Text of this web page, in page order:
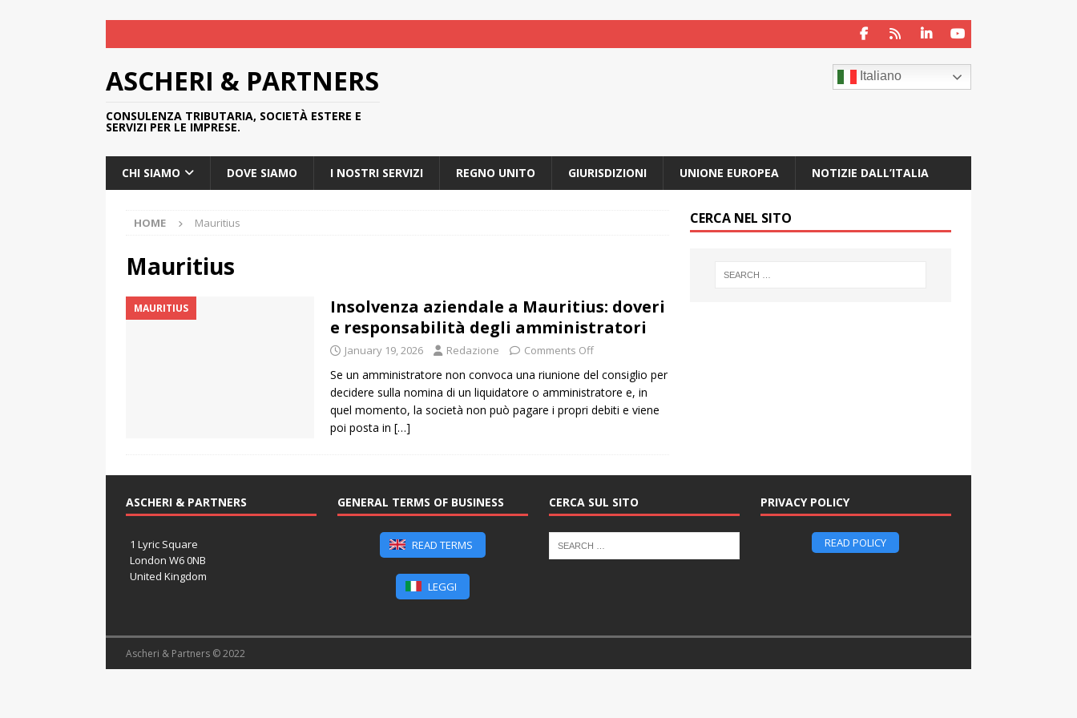
ASCHERI & PARTNERS
CONSULENZA TRIBUTARIA, SOCIETÀ ESTERE E
SERVIZI PER LE IMPRESE.
Italiano
CHI SIAMO DOVE SIAMO I NOSTRI SERVIZI REGNO UNITO GIURISDIZIONI UNIONE EUROPEA NOTIZIE DALL’ITALIA
HOME Mauritius
Mauritius
MAURITIUS
Insolvenza aziendale a Mauritius: doveri
e responsabilità degli amministratori
January 19, 2026 Redazione Comments Off
Se un amministratore non convoca una riunione del consiglio per
decidere sulla nomina di un liquidatore o amministratore e, in
quel momento, la società non può pagare i propri debiti e viene
poi posta in […]
CERCA NEL SITO
ASCHERI & PARTNERS
1 Lyric Square
London W6 0NB
United Kingdom
GENERAL TERMS OF BUSINESS
READ TERMS
LEGGI
CERCA SUL SITO PRIVACY POLICY
READ POLICY
Ascheri & Partners © 2022